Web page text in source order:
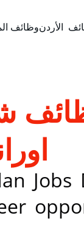
وظائفالأردن
Jobs